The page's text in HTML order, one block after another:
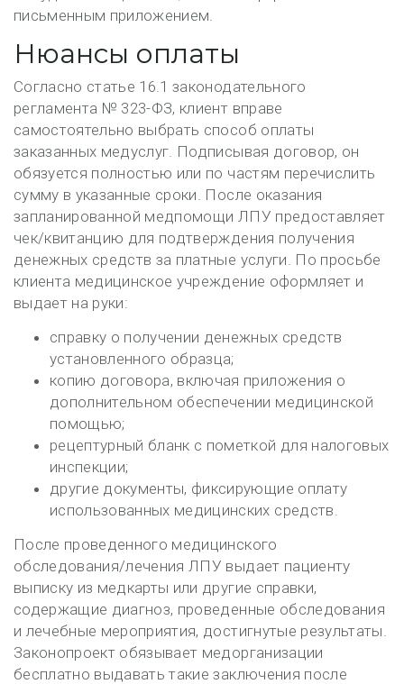
письменным приложением.
Нюансы оплаты
Согласно статье 16.1 законодательного
регламента № 323-ФЗ, клиент вправе
самостоятельно выбрать способ оплаты
заказанных медуслуг. Подписывая договор, он
обязуется полностью или по частям перечислить
сумму в указанные сроки. После оказания
запланированной медпомощи ЛПУ предоставляет
чек/квитанцию для подтверждения получения
денежных средств за платные услуги. По просьбе
клиента медицинское учреждение оформляет и
выдает на руки:
справку о получении денежных средств
установленного образца;
копию договора, включая приложения о
дополнительном обеспечении медицинской
помощью;
рецептурный бланк с пометкой для налоговых
инспекции;
другие документы, фиксирующие оплату
использованных медицинских средств.
После проведенного медицинского
обследования/лечения ЛПУ выдает пациенту
выписку из медкарты или другие справки,
содержащие диагноз, проведенные обследования
и лечебные мероприятия, достигнутые результаты.
Законопроект обязывает медорганизации
бесплатно выдавать такие заключения после